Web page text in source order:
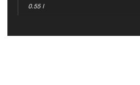
0.55 l